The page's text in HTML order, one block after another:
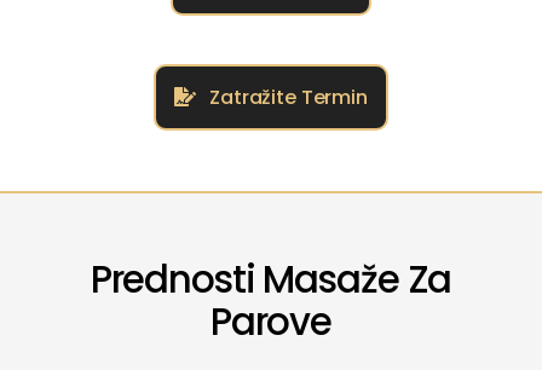
Zatražite Termin
Prednosti Masaže Za
Parove